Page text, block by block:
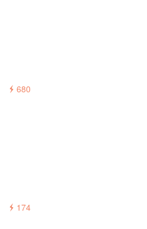
680
174